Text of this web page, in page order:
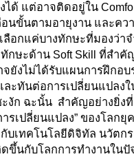
แต่อาจติดอยู่ใน
นขั้นตามอายุงาน และค
อกแค่บางทักษะที่มองว่า
กษะด้าน Soft Skill ที่สำ
จยังไม่ได้รับแผนการฝึกอ
ะทันต่อการเปลี่ยนแปลง
งัก ฉะนั้น สำคัญอย่างยิ่ง
ารเปลี่ยนแปลง” ของโลก
บเทคโนโลยีดิจิทัล นวัตก
ขึ้นกับโลกการทำงานในปั